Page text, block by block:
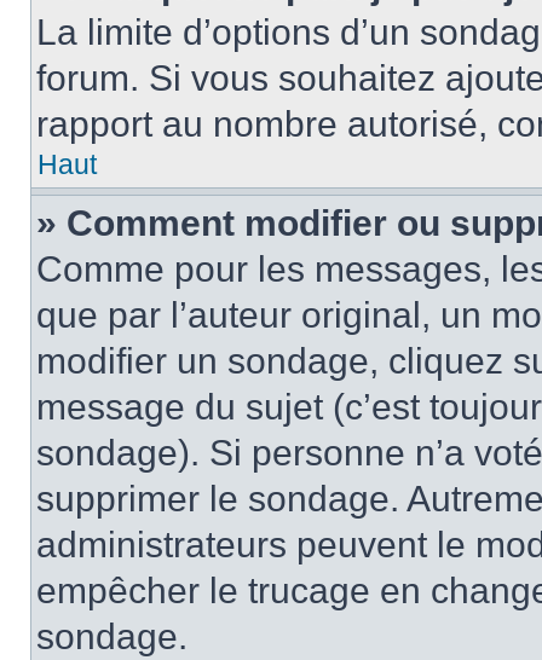
La limite d’options d’un
forum. Si vous souhaitez
rapport au nombre autorisé,
Haut
» Comment modifier ou
Comme pour les messages,
que par l’auteur original, un
modifier un sondage, cliquez
message du sujet (c’est
sondage). Si personne n’a
supprimer le sondage.
administrateurs peuvent le
empêcher le trucage en
sondage.